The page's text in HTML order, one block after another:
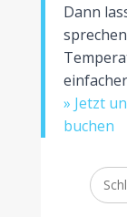
Dann
» Jetzt
buchen